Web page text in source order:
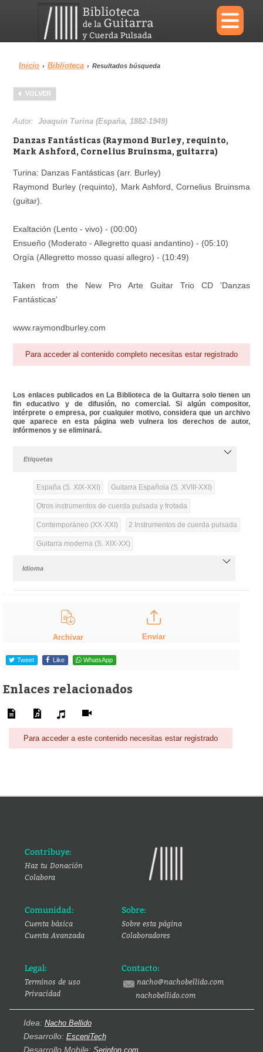
×
Menu
Biblioteca Diccionario
Inicio › Biblioteca › Resultados búsqueda
VOLVER
Autor:Joaquín Turina (España, 1882-1949)
Danzas Fantásticas (Raymond Burley, requinto,
Mark Ashford, Cornelius Bruinsma, guitarra)
Turina: Danzas Fantásticas (arr. Burley)
Raymond Burley (requinto), Mark Ashford, Cornelius Bruinsma
(guitar).
Exaltación (Lento - vivo) - (00:00)
Ensueño (Moderato - Allegretto quasi andantino) - (05:10)
Orgía (Allegretto mosso quasi allegro) - (10:49)
Taken from the New Pro Arte Guitar Trio CD 'Danzas
Fantásticas'
www.raymondburley.com
Para acceder al contenido completo necesitas estar registrado
Los enlaces publicados en La Biblioteca de la Guitarra solo tienen un
fin educativo y de difusión, no comercial. Si algún compositor,
intérprete o empresa, por cualquier motivo, considera que un archivo
que aparece en esta página web vulnera los derechos de autor,
infórmenos y se eliminará.
Etiquetas
España (S. XIX-XXI) Guitarra Española (S. XVIII-XXI)
Otros instrumentos de cuerda pulsada y frotada
Contemporáneo (XX-XXI) 2 Instrumentos de cuerda pulsada
Guitarra moderna (S. XIX-XX)
Idioma
Archivar Enviar
Tweet Like WhatsApp
Enlaces relacionados
Para acceder a este contenido necesitas estar registrado
Contribuye:
Haz tu Donación
Colabora
Comunidad:
Cuenta básica
Cuenta Avanzada
Sobre:
Sobre esta página
Colaboradores
Legal:
Terminos de uso
Privacidad
Contacto:
nacho@nachobellido.com
nachobellido.com
Idea: Nacho Bellido
Desarrollo: EsceniTech
Desarrollo Mobile: Serinfon.com